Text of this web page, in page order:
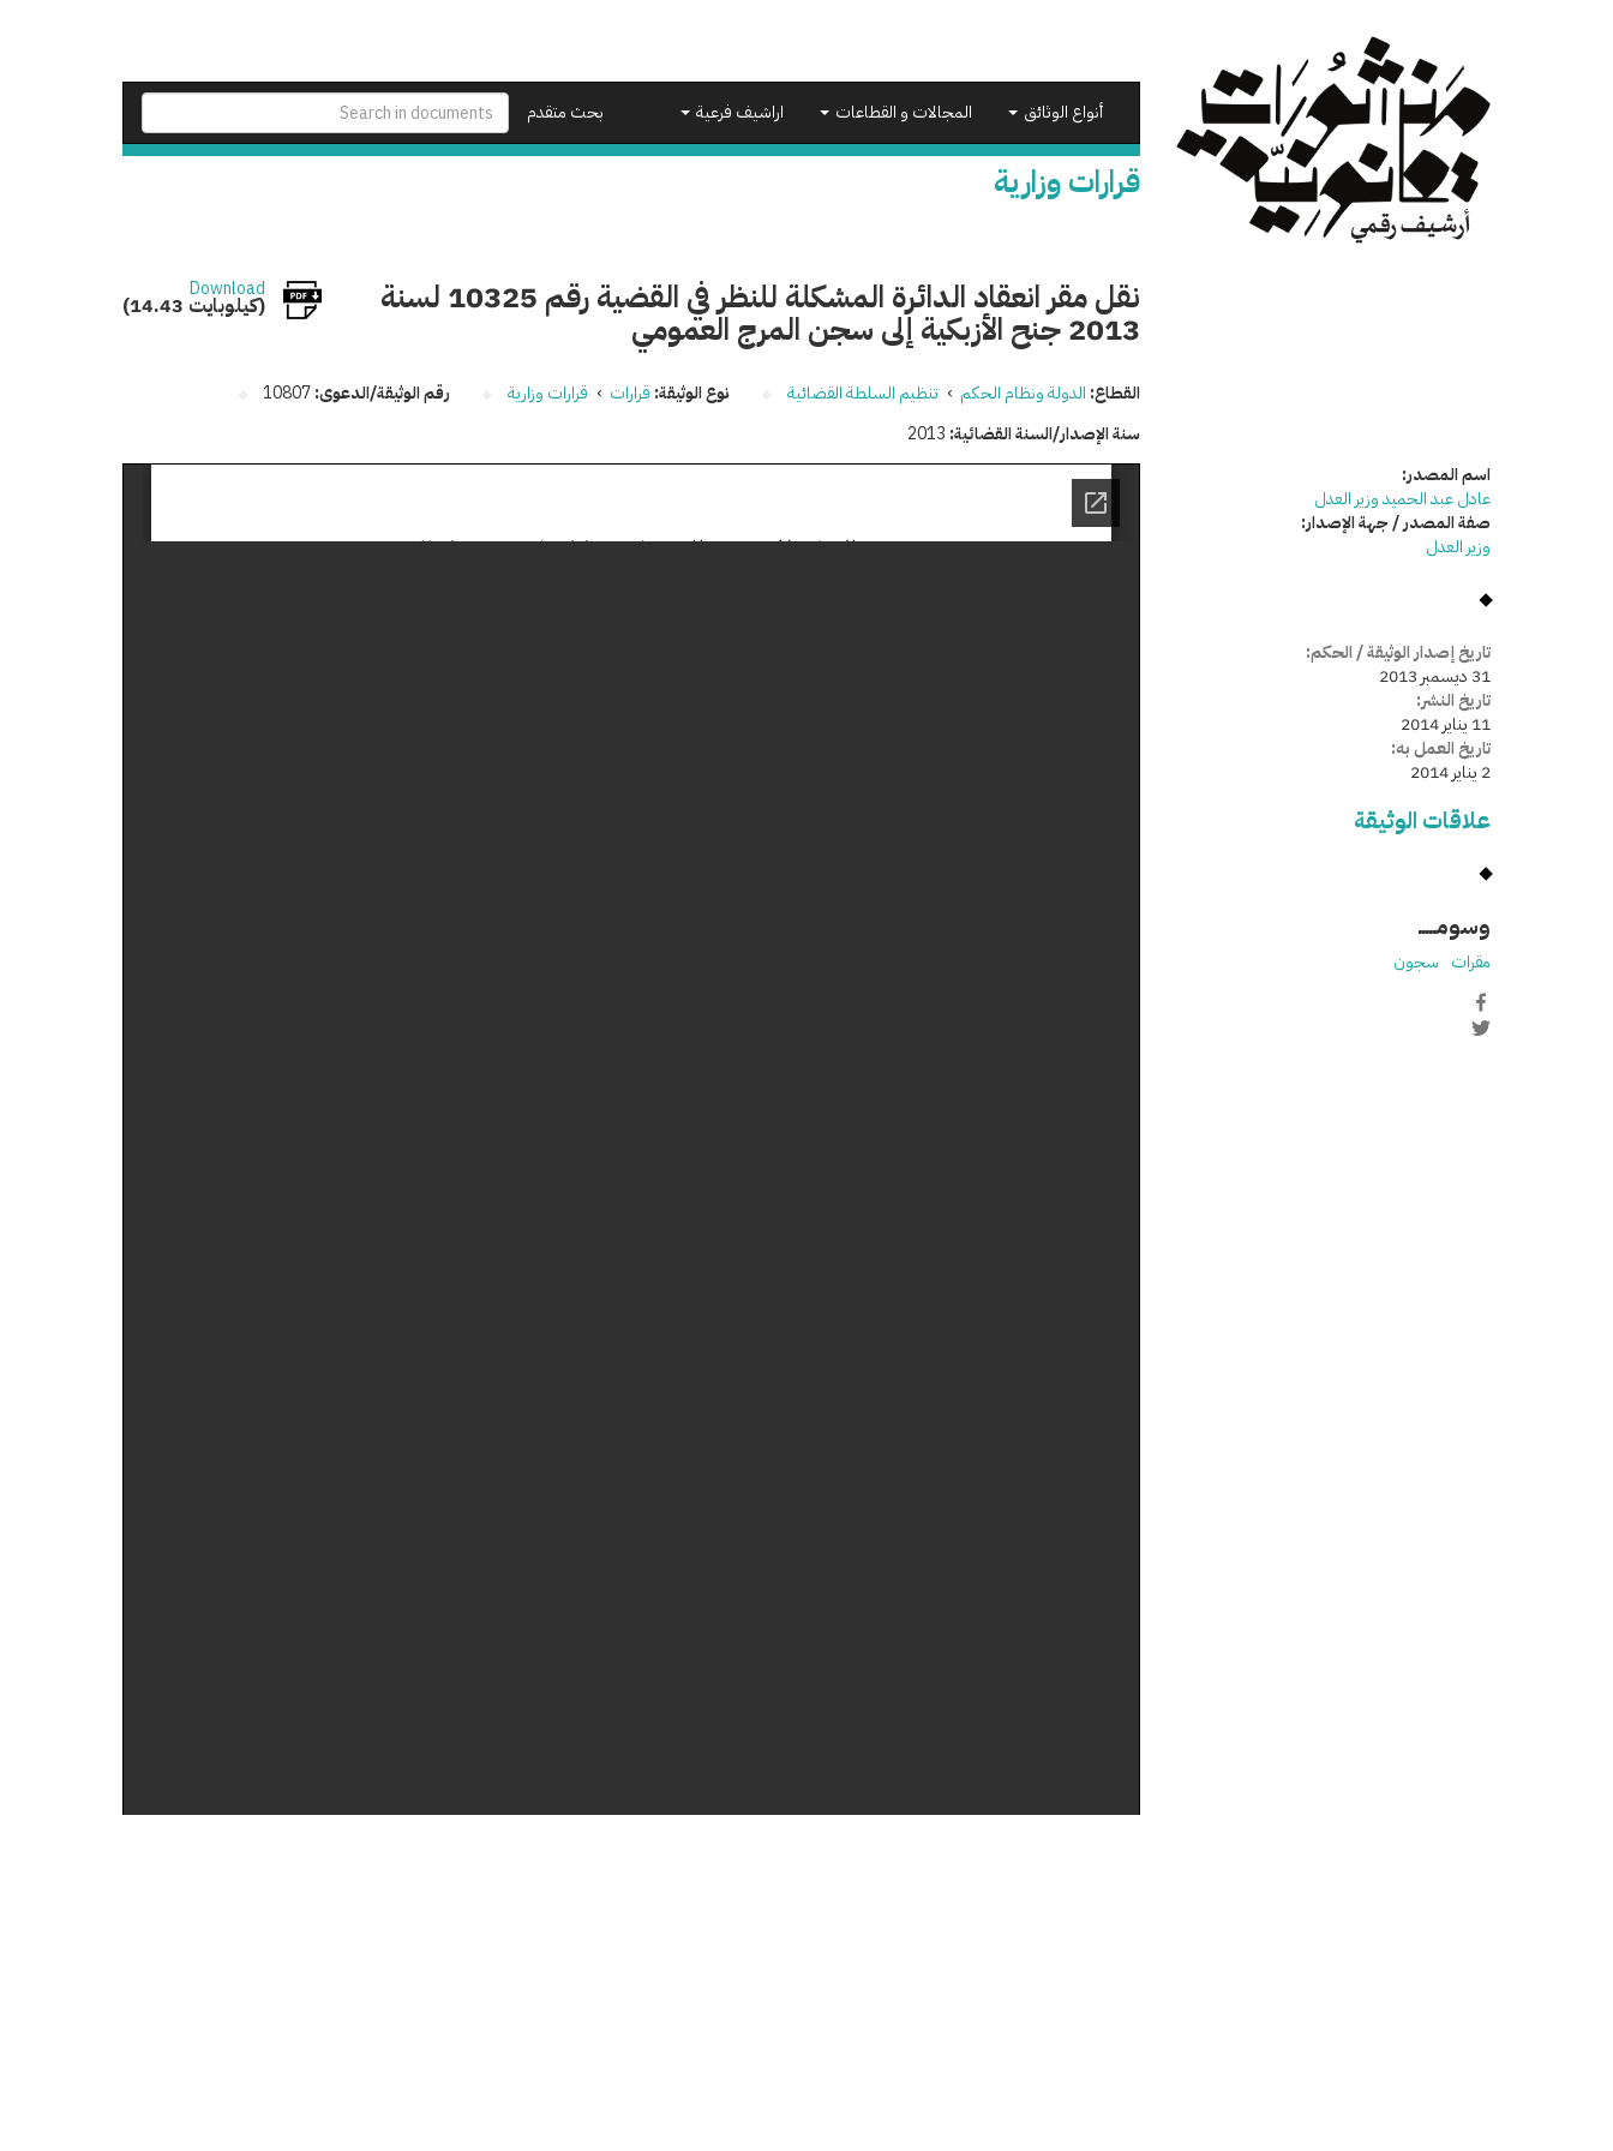
بحث متقدم
أنواع الوثائق المجالات و القطاعات اراشيف فرعية
قرارات وزارية
نقل مقر انعقاد الدائرة المشكلة للنظر في القضية رقم 10325 لسنة
2013 جنح الأزبكية إلى سجن المرج العمومي
Download
(14.43 كيلوبايت)
القطاع: الدولة ونظام الحكم › تنظيم السلطة القضائية نوع الوثيقة: قرارات › قرارات وزارية رقم الوثيقة/الدعوى:10807
سنة الإصدار/السنة القضائية: 2013
اسم المصدر:
عادل عبد الحميد وزير العدل
صفة المصدر / جهة الإصدار:
وزير العدل
تاريخ إصدار الوثيقة / الحكم:
31 ديسمبر 2013
تاريخ النشر:
11 يناير 2014
تاريخ العمل به:
2 يناير 2014
علاقات الوثيقة
وسومـــــ
مقرات سجون